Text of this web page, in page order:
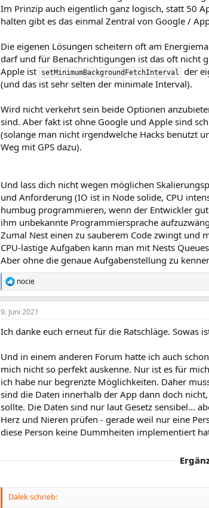
o
e
:
Im Prinzip auch eigentlich ganz logisch, statt 50
halten gibt es das einmal Zentral von Google /
Die eigenen Lösungen scheitern oft am
darf und für Benachrichtigungen ist das oft nicht
Apple ist
setMinimumBackgroundFetchInterval
der
(und das ist sehr selten der minimale Interval).
Wird nicht verkehrt sein beide Optionen
sind. Aber fakt ist ohne Google und Apple sind
(solange man nicht irgendwelche Hacks benutzt
Weg mit GPS dazu).
Und lass dich nicht wegen möglichen
und Anforderung (IO ist in Node solide, CPU
humbug programmieren, wenn der Entwickler
ihm unbekannte Programmiersprache
Zumal Nest einen zu sauberem Code zwingt und
CPU-lastige Aufgaben kann man mit Nests
Aber ohne die genaue Aufgabenstellung zu
R
e
a
k
i
n
e
n
:
nocie
9. Juni 2021
Ich danke euch erneut für die Ratschläge. Sowas
Und in einem anderen Forum hatte ich auch
mich nicht so perfekt auskenne. Nur ist es für
ich habe nur begrenzte Möglichkeiten. Daher
sind die Daten innerhalb der App dann doch
sollte. Die Daten sind nur laut Gesetz sensibel...
Herz und Nieren prüfen - gerade weil nur eine
diese Person keine Dummheiten implementiert
Dalek schrieb: